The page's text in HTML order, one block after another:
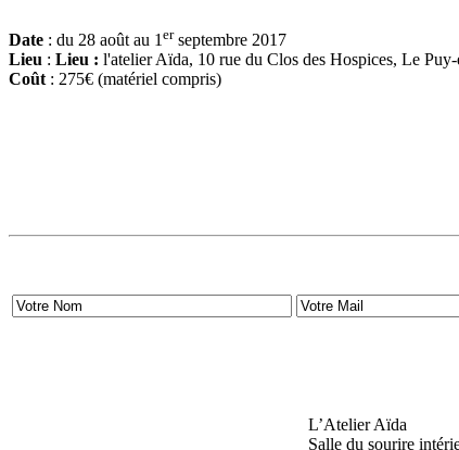
Date : du 28 août au 1 erseptembre 2017
Lieu : Lieu : l'atelier Aïda, 10 rue du Clos des Hospices, Le
Coût : 275€ (matériel compris)
L’Atelier Aïda
Salle du sourire